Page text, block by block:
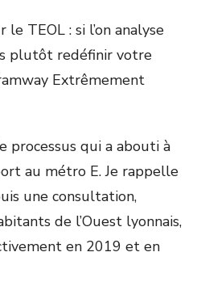
TEOL : si l’on analyse
plutôt redéfinir votre
Extrêmement
processus qui a abouti à
au métro E. Je rappelle
une consultation,
de l’Ouest lyonnais,
en 2019 et en